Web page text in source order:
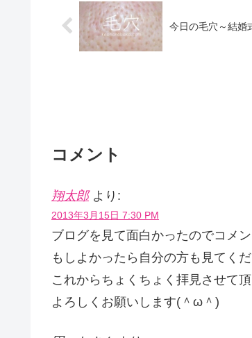
今日の毛穴～結婚
コメント
翔太郎 より:
2013年3月15日 7:30 PM
ブログを見て面白かったのでコメ
もしよかったら自分の方も見てく
これからちょくちょく拝見させて
よろしくお願いします(＾ω＾)